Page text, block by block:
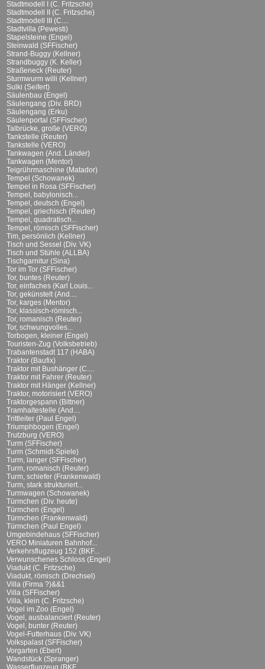
Stadtmodell I (C. Fritzsche)
Stadtmodell II (C. Fritzsche)
Stadtmodell III (C....
Stadtvilla (Pewesti)
Stapelsteine (Engel)
Steinwald (SFFischer)
Strand-Buggy (Kellner)
Strandbuggy (K. Keller)
Straßeneck (Reuter)
Sturmwurm willi (Kellner)
Sulki (Seifert)
Säulenbau (Engel)
Säulengang (Div. BRD)
Säulengang (Erku)
Säulenportal (SFFischer)
Talbrücke, große (VERO)
Tankstelle (Reuter)
Tankstelle (VERO)
Tankwagen (And. Länder)
Tankwagen (Mentor)
Teigrührmaschine (Matador)
Tempel (Schowanek)
Tempel in Rosa (SFFischer)
Tempel, babylonisch...
Tempel, deutsch (Engel)
Tempel, griechisch (Reuter)
Tempel, quadratisch...
Tempel, römisch (SFFischer)
Tim, persönlich (Kellner)
Tisch und Sessel (Div. VK)
Tisch und Stühle (ALLBA)
Tischgarnitur (Sina)
Tor im Tor (SFFischer)
Tor, buntes (Reuter)
Tor, einfaches (Karl Louis...
Tor, gekünstelt (And....
Tor, karges (Mentor)
Tor, klassisch-römisch...
Tor, romanisch (Reuter)
Tor, schwungvolles...
Torbogen, kleiner (Engel)
Touristen-Zug (Volksbetrieb)
Trabantenstadt 117 (HABA)
Traktor (Baufix)
Traktor mit Bushänger (C....
Traktor mit Fahrer (Reuter)
Traktor mit Hänger (Kellner)
Traktor, motorisiert (VERO)
Traktorgespann (Bittner)
Tramhaltestelle (And....
Trittleiter (Paul Engel)
Triumphbogen (Engel)
Trutzburg (VERO)
Turm (SFFischer)
Turm (Schmidt-Spiele)
Turm, langer (SFFischer)
Turm, romanisch (Reuter)
Turm, schiefer (Frankenwald)
Turm, stark strukturiert...
Turmwagen (Schowanek)
Türmchen (Div. heute)
Türmchen (Engel)
Türmchen (Frankenwald)
Türmchen (Paul Engel)
Umgebindehaus (SFFischer)
VERO Miniaturen Bahnhof...
Verkehrsflugzeug 152 (BKF...
Verwunschenes Schloss (Engel)
Viadukt (C. Fritzsche)
Viadukt, römisch (Drechsel)
Villa (Firma ?)&&1
Villa (SFFischer)
Villa, klein (C. Fritzsche)
Vogel im Zoo (Engel)
Vogel, ausbalanciert (Reuter)
Vogel, bunter (Reuter)
Vogel-Futterhaus (Div. VK)
Volkspalast (SFFischer)
Vorgarten (Ebert)
Wandstück (Spranger)
Wasserflugzeug (BKF